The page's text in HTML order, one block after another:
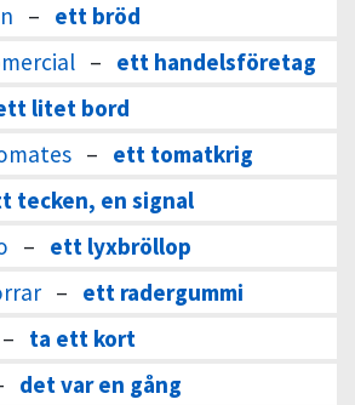
– ett bröd
– ett handelsföretag
litet bord
– ett tomatkrig
tecken, en signal
– ett lyxbröllop
– ett radergummi
– ta ett kort
det var en gång